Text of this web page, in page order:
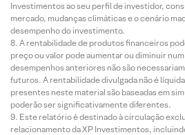
Investimentos ao seu perfil de investidor,
mercado, mudanças climáticas e o cenário
desempenho do investimento.
A rentabilidade de produtos financeiros
preço ou valor pode aumentar ou diminuir
desempenhos anteriores não são
futuros. A rentabilidade divulgada não é
presentes neste material são baseadas em
poderão ser significativamente diferentes.
Este relatório é destinado à circulação
relacionamento da XP Investimentos,